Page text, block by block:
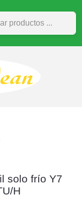
solo frío Y7
H